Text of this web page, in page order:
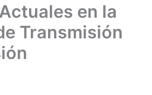
en la
Transmisión